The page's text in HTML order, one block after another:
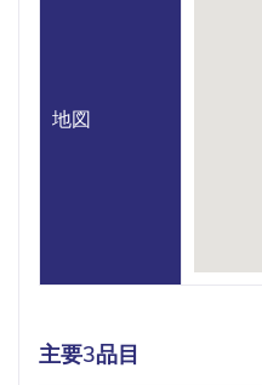
地図
主要3品目